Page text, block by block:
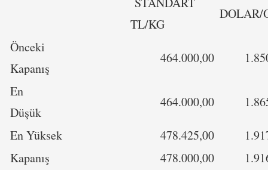
TL/KG
DOLAR/
Önceki
Kapanış
464.000,00
En
Düşük
464.000,00
En Yüksek 478.425,00
Kapanış
478.000,00